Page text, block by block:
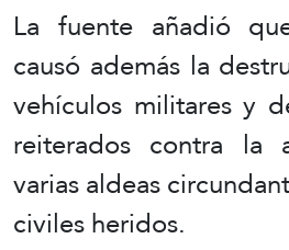
La fuente añadió
causó además la
vehículos militares y
reiterados contra la
varias aldeas
civiles heridos.